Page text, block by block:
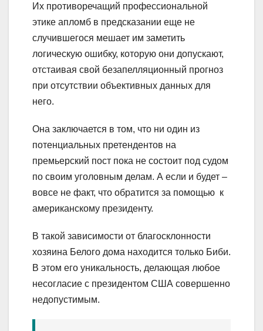
Их противоречащий профессиональной
этике апломб в предсказании еще не
случившегося мешает им заметить
логическую ошибку, которую они допускают,
отстаивая свой безапелляционный прогноз
при отсутствии объективных данных для
него.
Она заключается в том, что ни один из
потенциальных претендентов на
премьерский пост пока не состоит под судом
по своим уголовным делам. А если и будет –
вовсе не факт, что обратится за помощью к
американскому президенту.
В такой зависимости от благосклонности
хозяина Белого дома находится только Биби.
В этом его уникальность, делающая любое
несогласие с президентом США совершенно
недопустимым.